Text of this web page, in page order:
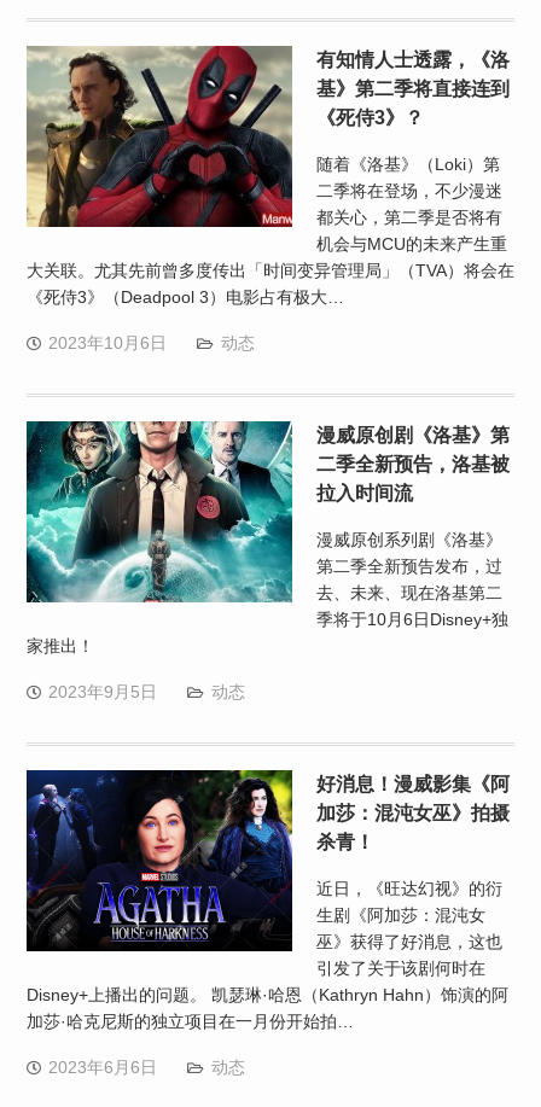
有知情人士透露，《洛
基》第二季将直接连到
《死侍3》？
随着《洛基》（Loki）第
二季将在登场，不少漫迷
都关心，第二季是否将有
机会与MCU的未来产生重
大关联。尤其先前曾多度传出「时间变异管理局」（TVA）将会在
《死侍3》（Deadpool 3）电影占有极大…
2023年10月6日 动态
漫威原创剧《洛基》第
二季全新预告，洛基被
拉入时间流
漫威原创系列剧《洛基》
第二季全新预告发布，过
去、未来、现在洛基第二
季将于10月6日Disney+独
家推出！
2023年9月5日 动态
好消息！漫威影集《阿
加莎：混沌女巫》拍摄
杀青！
近日，《旺达幻视》的衍
生剧《阿加莎：混沌女
巫》获得了好消息，这也
引发了关于该剧何时在
Disney+上播出的问题。 凯瑟琳·哈恩（Kathryn Hahn）饰演的阿
加莎·哈克尼斯的独立项目在一月份开始拍…
2023年6月6日 动态